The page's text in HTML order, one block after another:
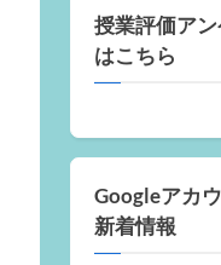
授業評価ア
はこちら
Googleアカ
新着情報